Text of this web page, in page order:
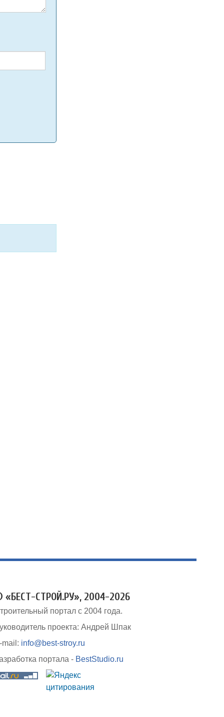
«БЕСТ-СТРОЙ.РУ», 2004-2026
портал с 2004 года.
проекта: Андрей Шпак
mail: info@best-stroy.ru
портала - BestStudio.ru